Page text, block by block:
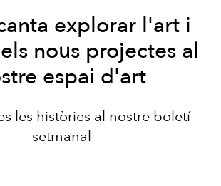
explorar l'art i
nous projectes al
espai d'art
les històries al nostre boletí
setmanal